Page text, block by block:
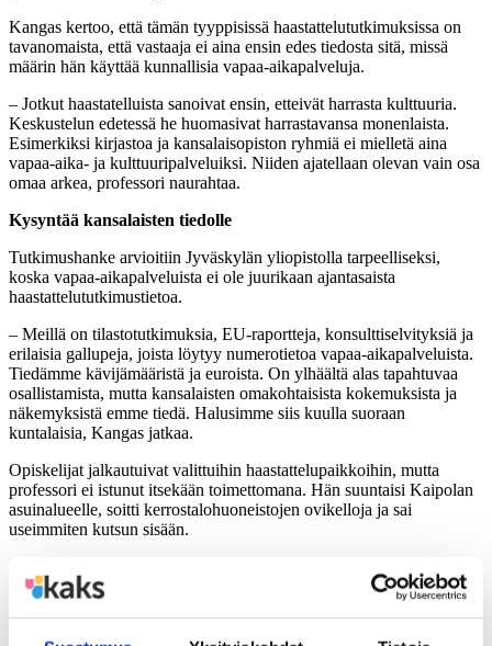
Kangas kertoo, että tämän tyyppisissä haastattelututkimuksissa on
tavanomaista, että vastaaja ei aina ensin edes tiedosta sitä, missä
määrin hän käyttää kunnallisia vapaa-aikapalveluja.
– Jotkut haastatelluista sanoivat ensin, etteivät harrasta kulttuuria.
Keskustelun edetessä he huomasivat harrastavansa monenlaista.
Esimerkiksi kirjastoa ja kansalaisopiston ryhmiä ei mielletä aina
vapaa-aika- ja kulttuuripalveluiksi. Niiden ajatellaan olevan vain osa
omaa arkea, professori naurahtaa.
Kysyntää kansalaisten tiedolle
Tutkimushanke arvioitiin Jyväskylän yliopistolla tarpeelliseksi,
koska vapaa-aikapalveluista ei ole juurikaan ajan­tasaista
haastattelututkimustietoa.
– Meillä on tilastotutkimuksia, EU-raportteja, konsultti­selvityksiä ja
erilaisia gallupeja, joista löytyy numerotietoa vapaa-aikapalveluista.
Tiedämme kävijämääristä ja euroista. On ylhäältä alas tapahtuvaa
osallistamista, mutta kansalaisten omakohtaisista kokemuksista ja
näkemyksistä emme tiedä. Halusimme siis kuulla suoraan
kuntalaisia, Kangas jatkaa.
Opiskelijat jalkautuivat valittuihin haastattelupaikkoihin, mutta
professori ei istunut itsekään toimettomana. Hän suuntaisi Kaipolan
asuinalueelle, soitti kerrostalohuoneistojen ovikelloja ja sai
useimmiten kutsun sisään.
haastattelu vaatii aikaa puolesta tunnista tuntiin.
– Kaupunkilaiset halusivat puhua harrastuksistaan ja